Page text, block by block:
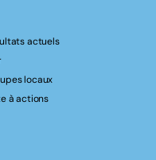
actuels
locaux
à actions